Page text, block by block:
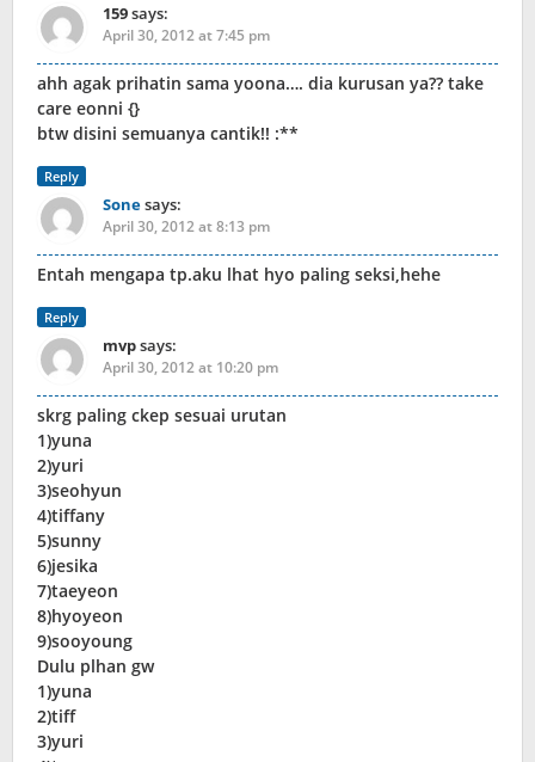
159says:
April 30, 2012 at 7:45 pm
ahh agak prihatin sama yoona…. dia kurusan ya?? take
care eonni {}
btw disini semuanya cantik!! :**
Reply
Sonesays:
April 30, 2012 at 8:13 pm
Entah mengapa tp.aku lhat hyo paling seksi,hehe
Reply
mvpsays:
April 30, 2012 at 10:20 pm
skrg paling ckep sesuai urutan
1)yuna
2)yuri
3)seohyun
4)tiffany
5)sunny
6)jesika
7)taeyeon
8)hyoyeon
9)sooyoung
Dulu plhan gw
1)yuna
2)tiff
3)yuri